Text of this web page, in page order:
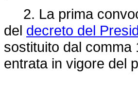
2. La prima
del decreto del
sostituito dal comma
entrata in vigore del